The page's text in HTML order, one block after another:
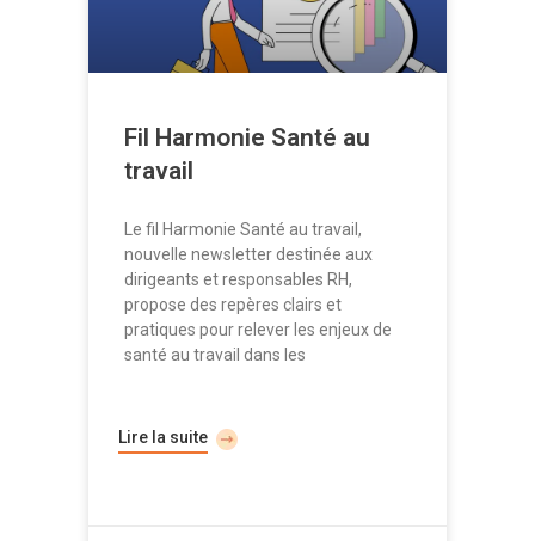
Fil Harmonie Santé au
travail
Le fil Harmonie Santé au travail,
nouvelle newsletter destinée aux
dirigeants et responsables RH,
propose des repères clairs et
pratiques pour relever les enjeux de
santé au travail dans les
Lire la suite